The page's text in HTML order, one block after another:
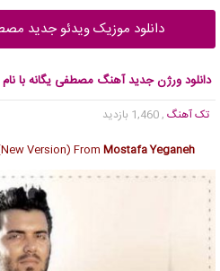
دانلود موزیک ویدئو جدید
دانلود ورژن جدید آهنگ مصطفی یگانه با
تک آهنگ , 1,460 بازدید
Version) From Mostafa Yeganeh